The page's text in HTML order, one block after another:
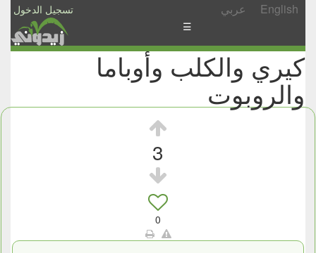
تسجيل الدخول عربي English
الأخبار
والمشاركات
☰
كيري والكلب وأوباما
والروبوت
3
0